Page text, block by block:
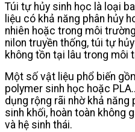
Túi tự hủy sinh học là loại
liệu có khả năng phân hủy
nhiên hoặc trong môi
nilon truyền thống, túi tự
không tồn tại lâu trong môi
Một số vật liệu phổ biến
polymer sinh học hoặc
dụng rộng rãi nhờ khả năng
sinh khối, hoàn toàn không
và hệ sinh thái.